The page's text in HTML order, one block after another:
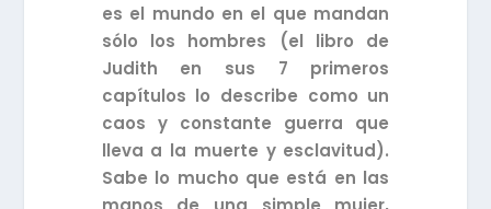
es el mundo en el que mandan
sólo los hombres (el libro de
Judith en sus 7 primeros
capítulos lo describe como un
caos y constante guerra que
lleva a la muerte y esclavitud).
Sabe lo mucho que está en las